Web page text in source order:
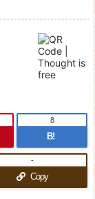
B!
8
Copy
-